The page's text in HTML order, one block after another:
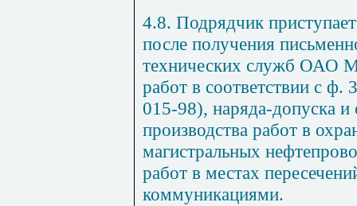
4.8. Подрядчик
после получения
технических служб ОАО
работ в соответствии с
015-98), наряда-допуска и
производства работ в
магистральных
работ в местах
коммуникациями.